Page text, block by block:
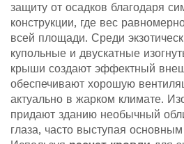
защиту от осадков благодаря
конструкции, где вес
всей площади. Среди
купольные и двускатные
крыши создают эффектный
обеспечивают хорошую
актуально в жарком климате.
придают зданию необычный
глаза, часто выступая